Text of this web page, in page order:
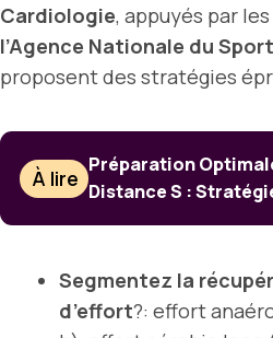
Cardiologie, appuyés par
l’Agence Nationale du Sport
proposent des stratégies
À lire
Préparation
Distance S :
Segmentez la
d’effort?: effort